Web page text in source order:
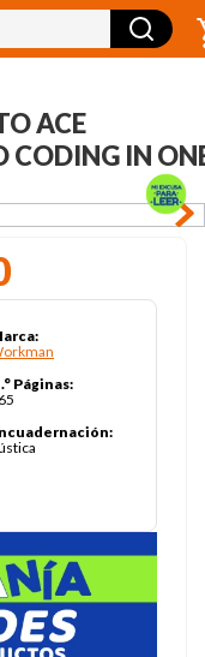
ACE
CODING IN
:
Páginas:
: